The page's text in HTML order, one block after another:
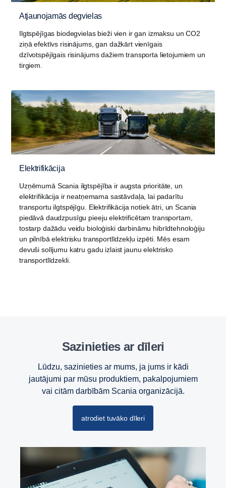
Atjaunojamās degvielas
Ilgtspējīgas biodegvielas bieži vien ir gan izmaksu un CO2
ziņā efektīvs risinājums, gan dažkārt vienīgais
dzīvotspējīgais risinājums dažiem transporta lietojumiem un
tirgiem.
Elektrifikācija
Uzņēmumā Scania ilgtspējība ir augsta prioritāte, un
elektrifikācija ir neatņemama sastāvdaļa, lai padarītu
transportu ilgtspējīgu. Elektrifikācija notiek ātri, un Scania
piedāvā daudzpusīgu pieeju elektrificētam transportam,
tostarp dažādu veidu bioloģiski darbināmu hibrīdtehnoloģiju
un pilnībā elektrisku transportlīdzekļu izpēti. Mēs esam
devuši solījumu katru gadu izlaist jaunu elektrisko
transportlīdzekli.
Sazinieties ar dīleri
Lūdzu, sazinieties ar mums, ja jums ir kādi
jautājumi par mūsu produktiem, pakalpojumiem
vai citām darbībām Scania organizācijā.
atrodiet tuvāko dīleri